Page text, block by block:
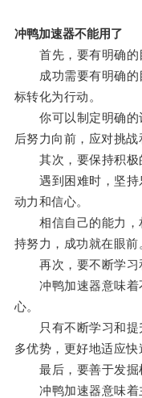
冲鸭加速器不能用了
首先，要有明确的
成功需要有明确的
标转化为行动。
你可以制定明确的
后努力向前，应对挑战
其次，要保持积极
遇到困难时，坚持
动力和信心。
相信自己的能力，
持努力，成功就在眼前
再次，要不断学习
冲鸭加速器意味着
心。
只有不断学习和提
多优势，更好地适应快
最后，要善于发掘
冲鸭加速器意味着